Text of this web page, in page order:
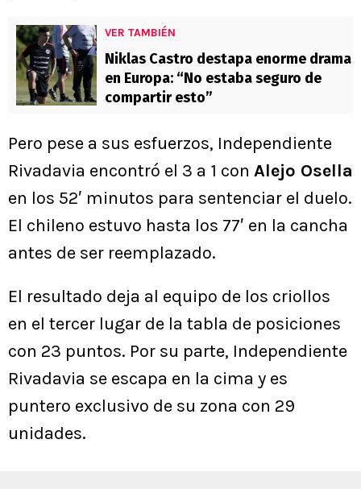
VER TAMBIÉN
Niklas Castro destapa enorme drama
en Europa: “No estaba seguro de
compartir esto”
Pero pese a sus esfuerzos, Independiente
Rivadavia encontró el 3 a 1 con Alejo Osella
en los 52′ minutos para sentenciar el duelo.
El chileno estuvo hasta los 77′ en la cancha
antes de ser reemplazado.
El resultado deja al equipo de los criollos
en el tercer lugar de la tabla de posiciones
con 23 puntos. Por su parte, Independiente
Rivadavia se escapa en la cima y es
puntero exclusivo de su zona con 29
unidades.